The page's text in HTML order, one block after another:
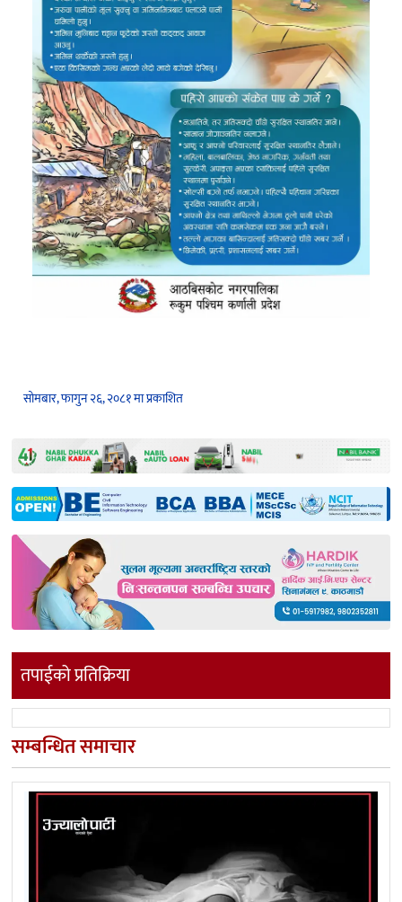
सोमबार, फागुन २६, २०८१ मा प्रकाशित
तपाईको प्रतिक्रिया
सम्बन्धित समाचार